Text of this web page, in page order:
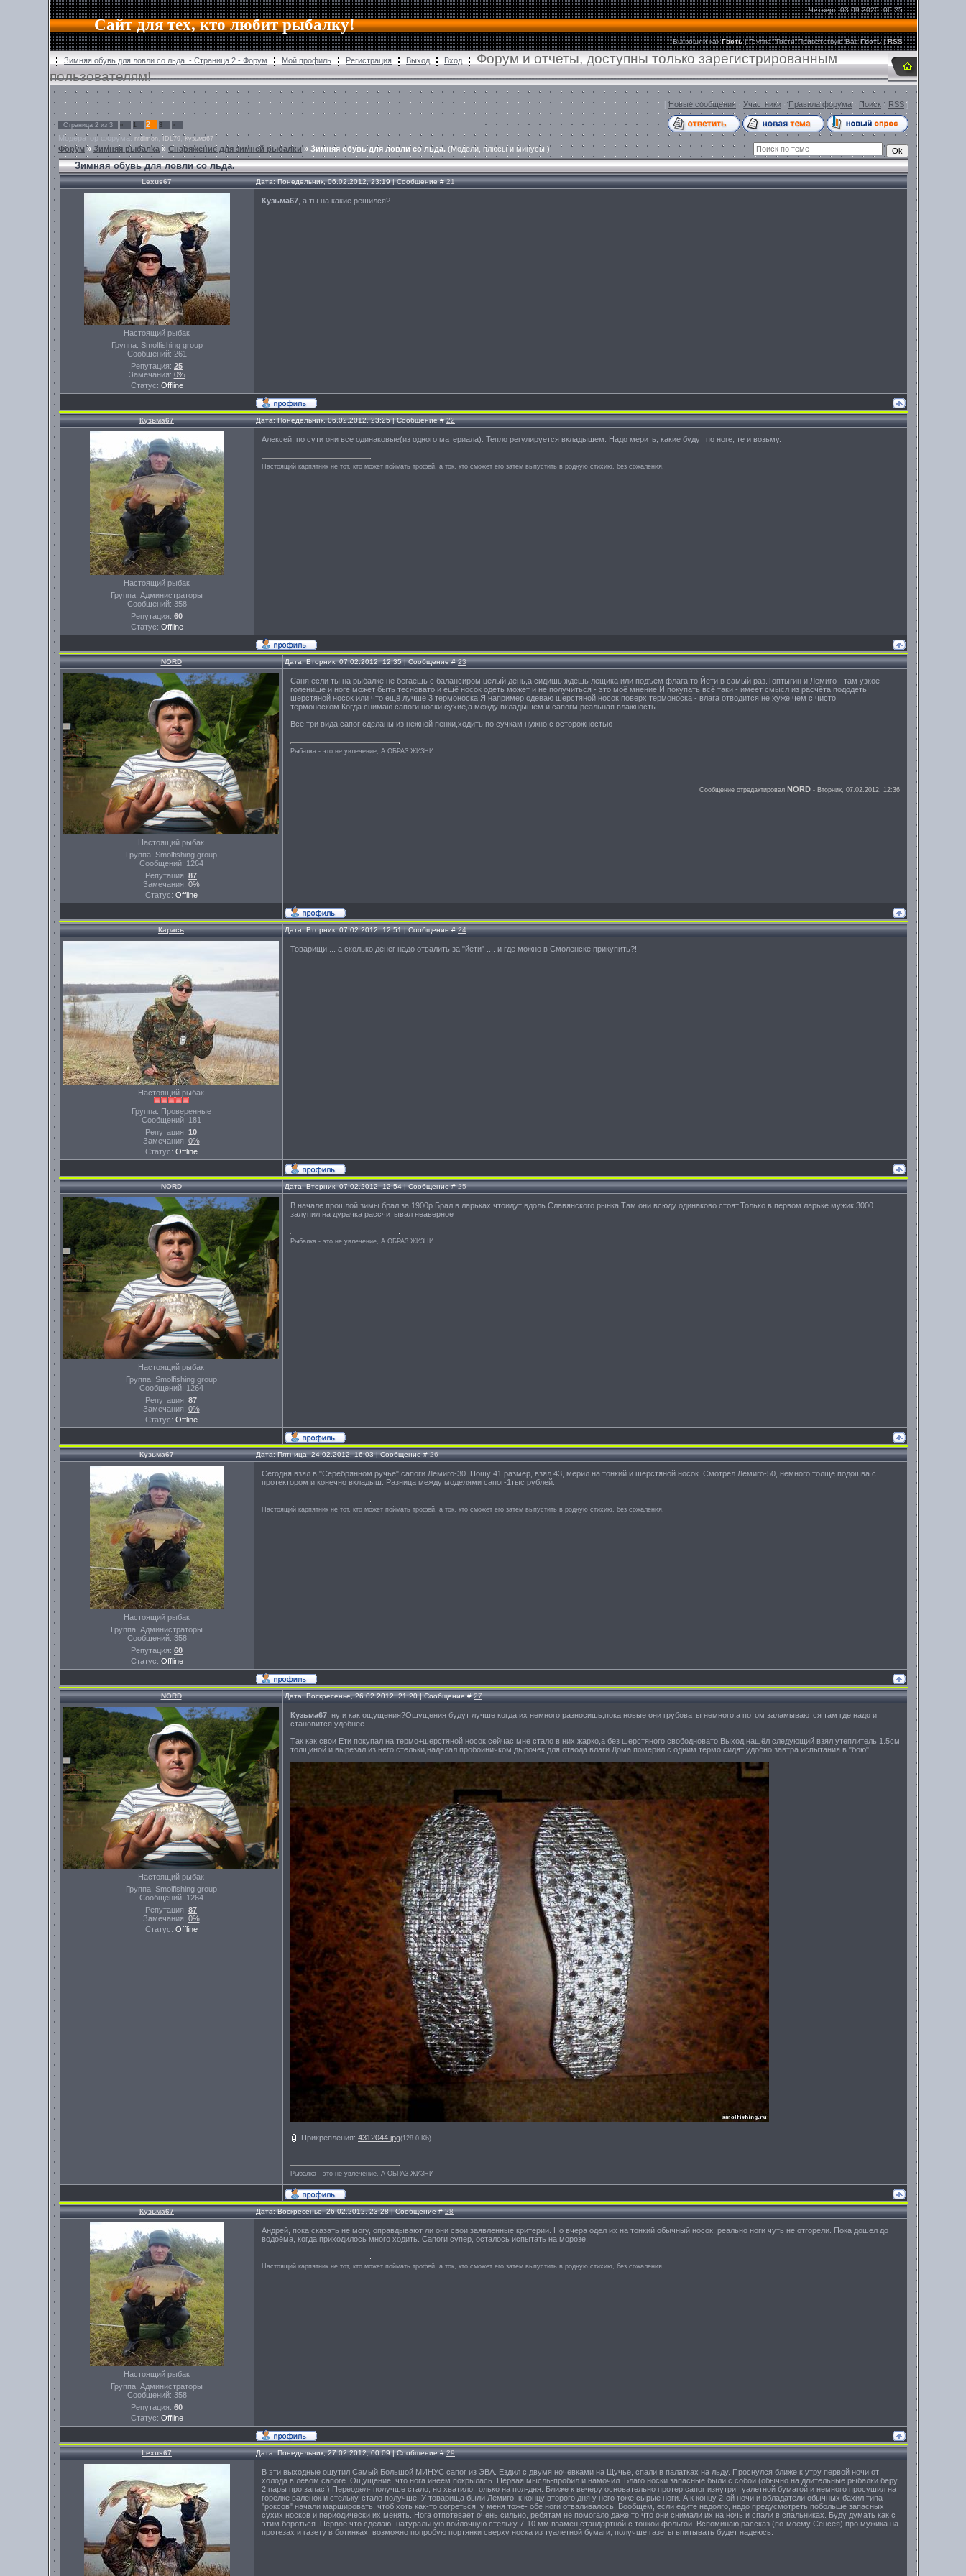
Сайт для тех, кто любит рыбалку!
Четверг, 03.09.2020, 06:25
Вы вошли как Гость|Группа"Гости"Приветствую Вас Гость |RSS
Зимняя обувь для ловли со льда. - Страница 2 - Форум Мой профиль Регистрация Выход Вход
Форум и отчеты, доступны только зарегистрированным
пользователям!
[ Новые сообщения Участники ·Правила форума· Поиск · RSS]
Страница 2 из 3 « 1 2 3 »
Модератор форума: ntdimon , IDL79 , Кузьма67
Форум» Зимняя рыбалка » Снаряжение для зимней рыбалки» Зимняя обувь для ловли со льда. (Модели, плюсы и минусы.)
Зимняя обувь для ловли со льда.
Lexus67 Дата: Понедельник, 06.02.2012, 23:19 | Сообщение #21
Настоящий рыбак
Группа: Smolfishing group
Сообщений: 261
Репутация: 25
Замечания: 0%
Статус: Offline
Кузьма67 , а ты на какие решился?
Кузьма67 Дата: Понедельник, 06.02.2012, 23:25 | Сообщение #22
Настоящий рыбак
Группа: Администраторы
Сообщений: 358
Репутация: 60
Статус: Offline
Алексей, по сути они все одинаковые(из одного материала). Тепло регулируется вкладышем. Надо мерить, какие будут по ноге, те и возьму.
Настоящий карпятник не тот, кто может поймать трофей, а ток, кто сможет его затем выпустить в родную стихию, без сожаления.
NORD Дата: Вторник, 07.02.2012, 12:35 | Сообщение #23
Настоящий рыбак
Группа: Smolfishing group
Сообщений: 1264
Репутация: 87
Замечания: 0%
Статус: Offline
Саня если ты на рыбалке не бегаешь с балансиром целый день,а сидишь ждёшь лещика или подъём флага,то Йети в самый раз.Топтыгин и Лемиго - там узкое
голенише и ноге может быть тесновато и ещё носок одеть может и не получиться - это моё мнение.И покупать всё таки - имеет смысл из расчёта пододеть
шерстяной носок или что ещё лучше 3 термоноска.Я например одеваю шерстяной носок поверх термоноска - влага отводится не хуже чем с чисто
термоноском.Когда снимаю сапоги носки сухие,а между вкладышем и сапогм реальная влажность.
Все три вида сапог сделаны из нежной пенки,ходить по сучкам нужно с осторожностью
Рыбалка - это не увлечение, А ОБРАЗ ЖИЗНИ
Сообщение отредактировал NORD - Вторник, 07.02.2012, 12:36
Карась Дата: Вторник, 07.02.2012, 12:51 | Сообщение #24
Настоящий рыбак
Группа: Проверенные
Сообщений: 181
Репутация: 10
Замечания: 0%
Статус: Offline
Товарищи.... а сколько денег надо отвалить за "йети" .... и где можно в Смоленске прикупить?!
NORD Дата: Вторник, 07.02.2012, 12:54 | Сообщение #25
Настоящий рыбак
Группа: Smolfishing group
Сообщений: 1264
Репутация: 87
Замечания: 0%
Статус: Offline
В начале прошлой зимы брал за 1900р.Брал в ларьках чтоидут вдоль Славянского рынка.Там они всюду одинаково стоят.Только в первом ларьке мужик 3000
залупил на дурачка рассчитывал неаверное
Рыбалка - это не увлечение, А ОБРАЗ ЖИЗНИ
Кузьма67 Дата: Пятница, 24.02.2012, 16:03 | Сообщение #26
Настоящий рыбак
Группа: Администраторы
Сообщений: 358
Репутация: 60
Статус: Offline
Сегодня взял в "Серебрянном ручье" сапоги Лемиго-30. Ношу 41 размер, взял 43, мерил на тонкий и шерстяной носок. Смотрел Лемиго-50, немного толще подошва с
протектором и конечно вкладыш. Разница между моделями сапог-1тыс рублей.
Настоящий карпятник не тот, кто может поймать трофей, а ток, кто сможет его затем выпустить в родную стихию, без сожаления.
NORD Дата: Воскресенье, 26.02.2012, 21:20 | Сообщение #27
Настоящий рыбак
Группа: Smolfishing group
Сообщений: 1264
Репутация: 87
Замечания: 0%
Статус: Offline
Кузьма67 , ну и как ощущения?Ощущения будут лучше когда их немного разносишь,пока новые они грубоваты немного,а потом заламываются там где надо и
становится удобнее.
Так как свои Ети покупал на термо+шерстяной носок,сейчас мне стало в них жарко,а без шерстяного свободновато.Выход нашёл следующий взял утеплитель 1.5см
толщиной и вырезал из него стельки,наделал пробойничком дырочек для отвода влаги.Дома померил с одним термо сидят удобно,завтра испытания в "бою"
Прикрепления: 4312044.jpg(128.0 Kb)
Рыбалка - это не увлечение, А ОБРАЗ ЖИЗНИ
Кузьма67 Дата: Воскресенье, 26.02.2012, 23:28 | Сообщение #28
Настоящий рыбак
Группа: Администраторы
Сообщений: 358
Репутация: 60
Статус: Offline
Андрей, пока сказать не могу, оправдывают ли они свои заявленные критерии. Но вчера одел их на тонкий обычный носок, реально ноги чуть не отгорели. Пока дошел до
водоёма, когда приходилось много ходить. Сапоги супер, осталось испытать на морозе.
Настоящий карпятник не тот, кто может поймать трофей, а ток, кто сможет его затем выпустить в родную стихию, без сожаления.
Lexus67 Дата: Понедельник, 27.02.2012, 00:09 | Сообщение #29
В эти выходные ощутил Самый Большой МИНУС сапог из ЭВА. Ездил с двумя ночевками на Щучье, спали в палатках на льду. Проснулся ближе к утру первой ночи от
холода в левом сапоге. Ощущение, что нога инеем покрылась. Первая мысль-пробил и намочил. Благо носки запасные были с собой (обычно на длительные рыбалки беру
2 пары про запас.) Переодел- получше стало, но хватило только на пол-дня. Ближе к вечеру основательно протер сапог изнутри туалетной бумагой и немного просушил на
горелке валенок и стельку-стало получше. У товарища были Лемиго, к концу второго дня у него тоже сырые ноги. А к концу 2-ой ночи и обладатели обычных бахил типа
"роксов" начали маршировать, чтоб хоть как-то согреться, у меня тоже- обе ноги отваливалось. Вообщем, если едите надолго, надо предусмотреть побольше запасных
сухих носков и периодически их менять. Нога отпотевает очень сильно, ребятам не помогало даже то что они снимали их на ночь и спали в спальниках. Буду думать как с
этим бороться. Первое что сделаю- натуральную войлочную стельку 7-10 мм взамен стандартной с тонкой фольгой. Вспоминаю рассказ (по-моему Сенсея) про мужика на
протезах и газету в ботинках, возможно попробую портянки сверху носка из туалетной бумаги, получше газеты впитывать будет надеюсь.